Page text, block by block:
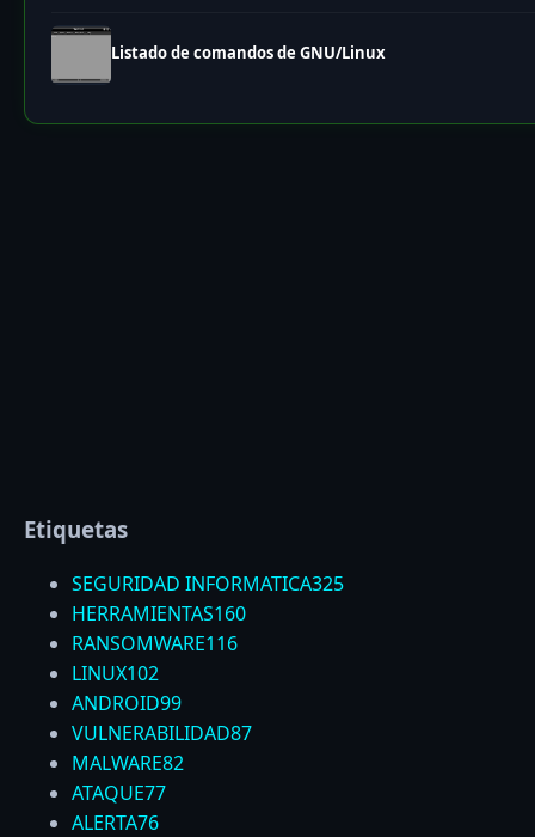
Listado de comandos de GNU/Linux
Etiquetas
SEGURIDAD INFORMATICA325
HERRAMIENTAS160
RANSOMWARE116
LINUX102
ANDROID99
VULNERABILIDAD87
MALWARE82
ATAQUE77
ALERTA76